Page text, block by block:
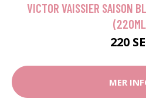
VICTOR VAISSIER SAISON
220
MER